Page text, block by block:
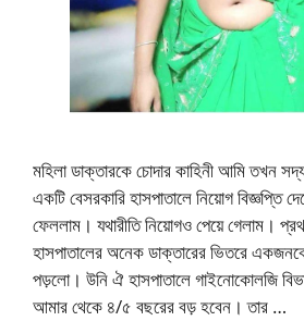
মহিলা ডাক্তারকে চোদার কাহিনী আমি তখন
একটি বেসরকারি হাসপাতালে নিয়োগ বিজ্ঞপ্তি
ফেললাম। যথারীতি নিয়োগও পেয়ে গেলাম।
হাসপাতালের অনেক ডাক্তারের ভিতরে
পড়লো। উনি ঐ হাসপাতালে গাইনোকোলজি
আমার থেকে ৪/৫ বছরের বড় হবেন। তার …